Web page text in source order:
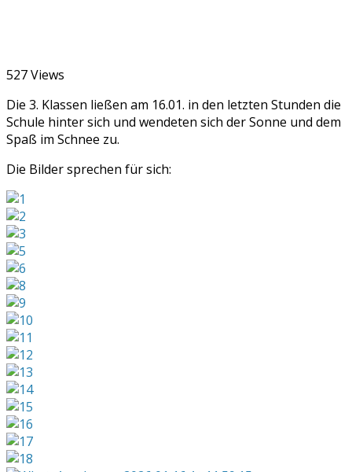
527 Views
Die 3. Klassen ließen am 16.01. in den letzten Stunden die
Schule hinter sich und wendeten sich der Sonne und dem
Spaß im Schnee zu.
Die Bilder sprechen für sich: